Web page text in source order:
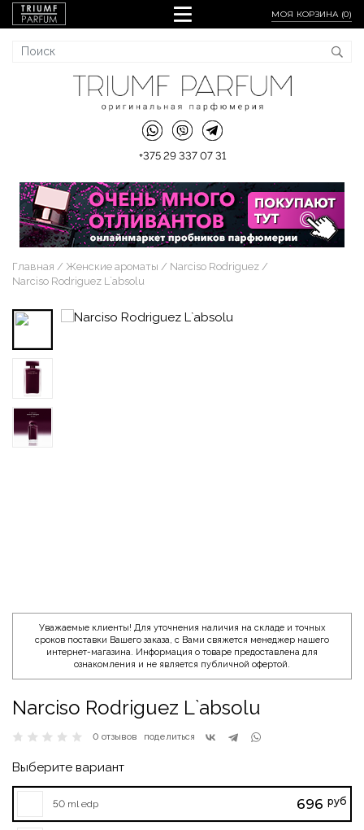
МОЯ КОРЗИНА (0)
+375 29 337 07 31
Главная Женские ароматы
Narciso Rodriguez
Narciso Rodriguez L`absolu
Уважаемые клиенты! Для уточнения наличия на складе и точных
сроков поставки Вашего заказа, с Вами свяжется менеджер нашего
интернет-магазина. Информация о товаре предоставлена для
ознакомления и не является публичной офертой.
Narciso Rodriguez L`absolu
0 отзывов поделиться
Выберите вариант
50 ml edp 696 руб